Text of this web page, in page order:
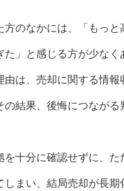
方のなかには、「もっと
」と感じる方が少なく
由は、売却に関する情報
結果、後悔につながる
を十分に確認せずに、た
しまい、結局売却が長期